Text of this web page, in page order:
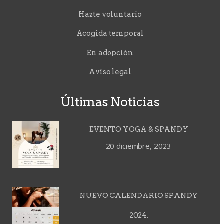
Hazte voluntario
Acogida temporal
En adopción
Aviso legal
Últimas Noticias
EVENTO YOGA & SPANDY
20 diciembre, 2023
NUEVO CALENDARIO SPANDY
2024.